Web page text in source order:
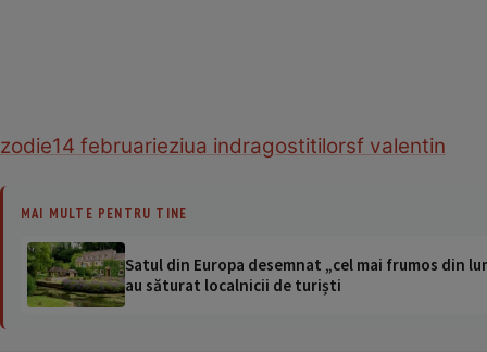
zodie14 februarieziua indragostitilorsf valentin
MAI MULTE PENTRU TINE
Satul din Europa desemnat „cel mai frumos din
au săturat localnicii de turiști